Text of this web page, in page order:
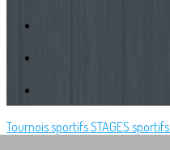
Tournois sportifsSTAGES sportifs